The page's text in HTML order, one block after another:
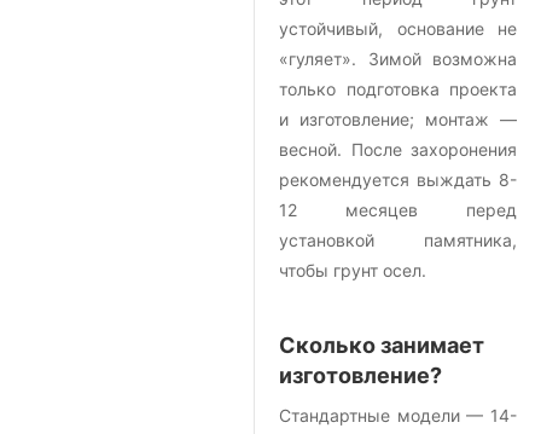
устойчивый, основание не
«гуляет». Зимой возможна
только подготовка проекта
и изготовление; монтаж —
весной. После захоронения
рекомендуется выждать 8-
12 месяцев перед
установкой памятника,
чтобы грунт осел.
Сколько занимает
изготовление?
Стандартные модели — 14-